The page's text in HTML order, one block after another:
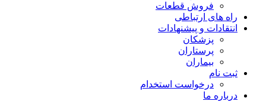
فروش قطعات
راه های ارتباطی
انتقادات و پيشنهادات
پزشكان
پرستاران
بيماران
ثبت نام
درخواست استخدام
درباره ما